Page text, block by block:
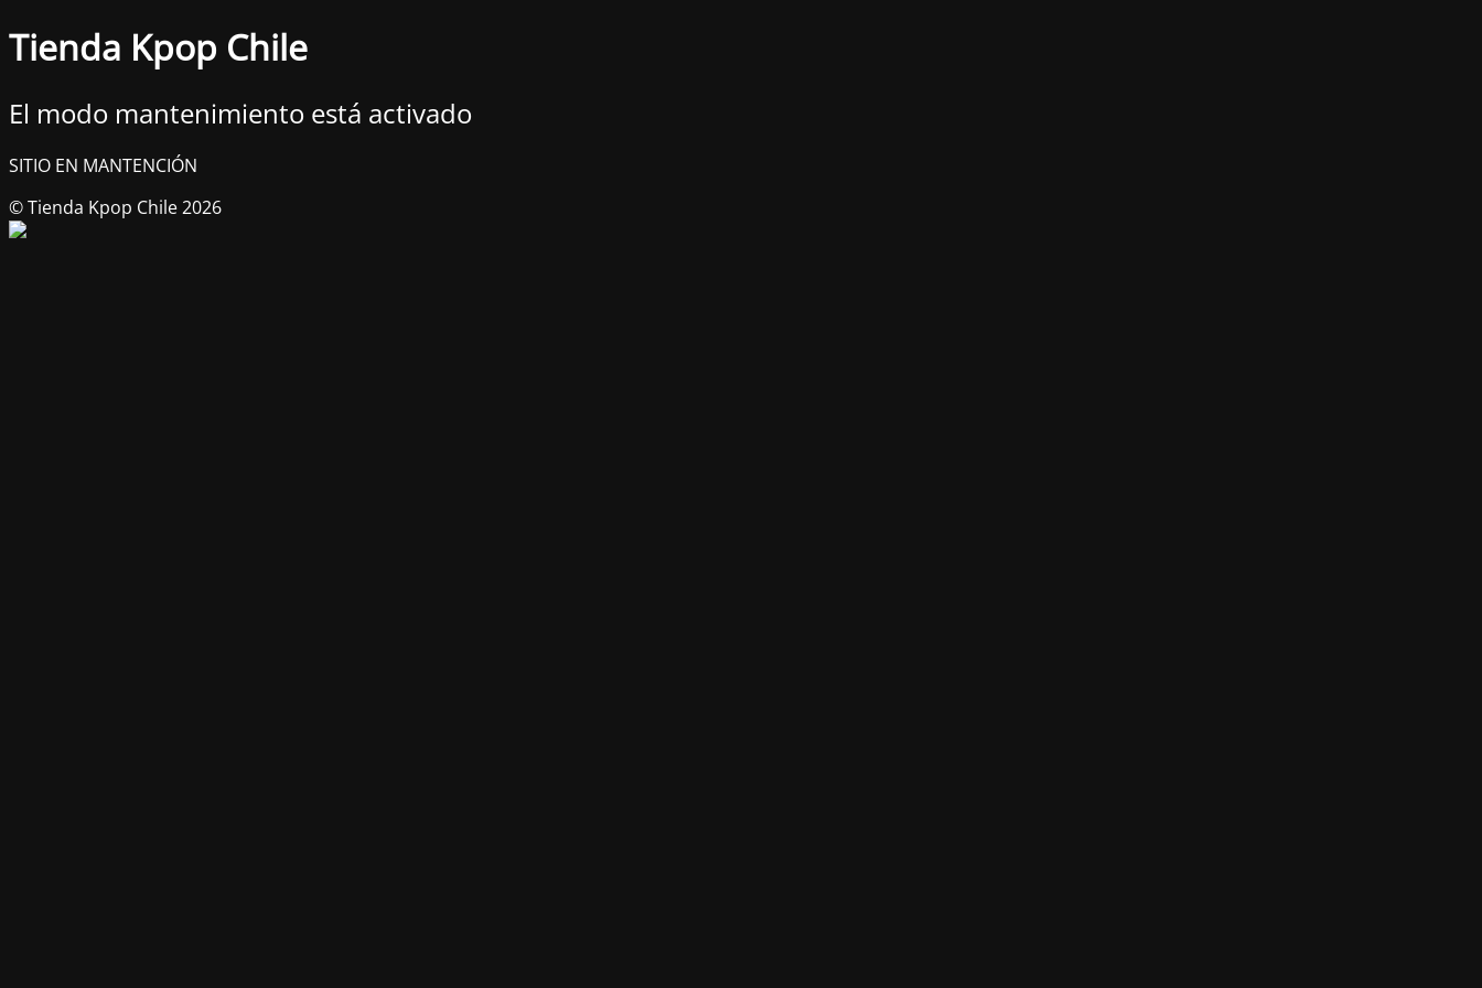
Tienda Kpop Chile
El modo mantenimiento está activado
SITIO EN MANTENCIÓN
© Tienda Kpop Chile 2026